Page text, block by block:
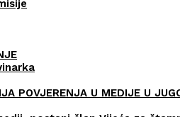
POVJERENJA U MEDIJE U